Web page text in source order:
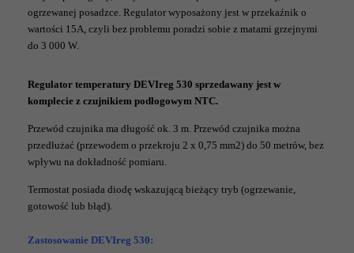
ogrzewanej posadzce. Regulator wyposażony jest w przekaźnik o
wartości 15A, czyli bez problemu poradzi sobie z matami grzejnymi
do 3 000 W.
Regulator temperatury DEVIreg 530 sprzedawany jest w
komplecie z czujnikiem podłogowym NTC.
Przewód czujnika ma długość ok. 3 m. Przewód czujnika można
przedłużać (przewodem o przekroju 2 x 0,75 mm2) do 50 metrów, bez
wpływu na dokładność pomiaru.
Termostat posiada diodę wskazującą bieżący tryb (ogrzewanie,
gotowość lub błąd).
Zastosowanie DEVIreg 530: